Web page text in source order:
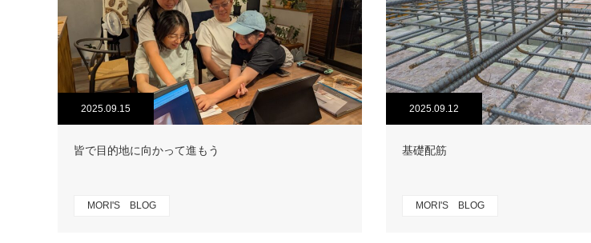
2025.09.15
皆で目的地に向かって進もう
MORI'S BLOG
2025.09.12
基礎配筋
MORI'S BLOG